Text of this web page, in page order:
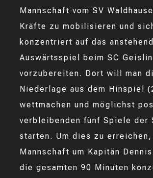
Mannschaft vom SV
Kräfte zu mobilisieren und
konzentriert auf das
Auswärtsspiel beim SC
vorzubereiten. Dort will man
Niederlage aus dem Hinspiel
wettmachen und möglichst
verbleibenden fünf Spiele der
starten. Um dies zu
Mannschaft um Kapitän
die gesamten 90 Minuten